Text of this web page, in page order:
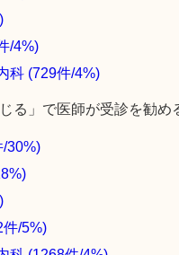
/4%)
科 (729件/4%)
る」で医師が受診を勧め
/30%)
/5%)